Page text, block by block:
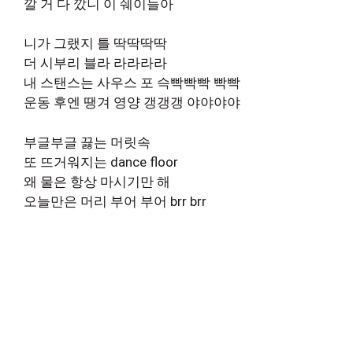
깔 거 다 깠니 이 쉐이들아
니가 그랬지 틀 딱딱딱딱
더 시부리 블라 라라라라
내 스탠스는 사우스 포 슥빡빡빡 빡빡
운동 후엔 땡겨 영양 갱갱갱 야야야야
부글부글 끓는 머릿속
또 뜨거워지는 dance floor
왜 물은 항상 마시기만 해
오늘만은 머리 부어 부어 brr brr